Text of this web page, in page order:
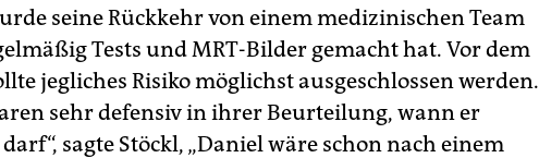
seine Rückkehr von einem medizinischen Team
Tests und MRT-Bilder gemacht hat. Vor dem
jegliches Risiko möglichst ausgeschlossen werden.
sehr defensiv in ihrer Beurteilung, wann er
sagte Stöckl, „Daniel wäre schon nach einem